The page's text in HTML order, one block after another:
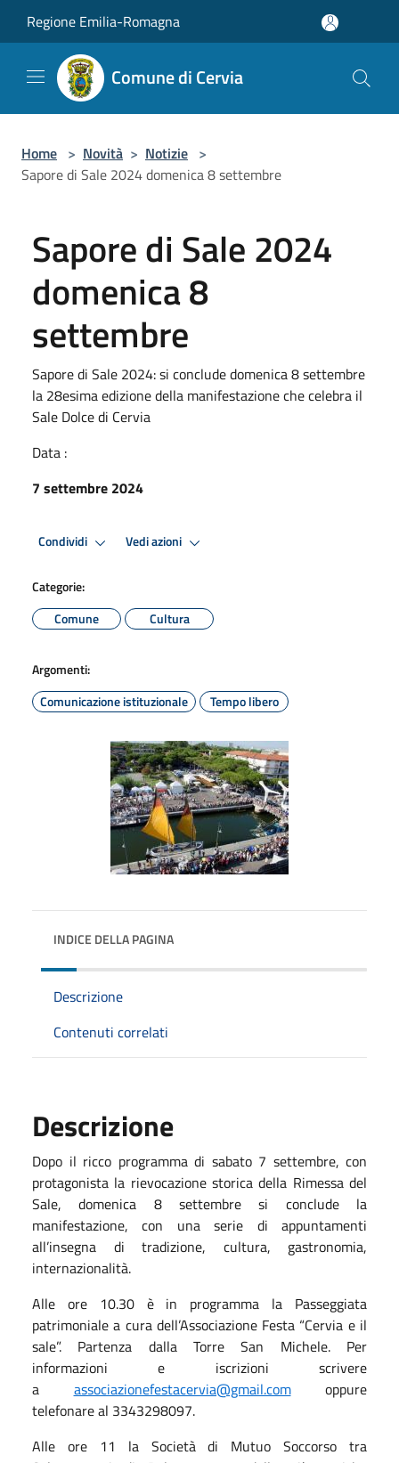
Regione Emilia-Romagna
Comune di Cervia
Home > Novità > Notizie >
Sapore di Sale 2024 domenica 8 settembre
Sapore di Sale 2024
domenica 8
settembre
Sapore di Sale 2024: si conclude domenica 8 settembre
la 28esima edizione della manifestazione che celebra il
Sale Dolce di Cervia
Data :
7 settembre 2024
Condividi Vedi azioni
Categorie:
Comune
Cultura
Argomenti:
Comunicazione istituzionale
Tempo libero
INDICE DELLA PAGINA
Descrizione
Contenuti correlati
Descrizione
Dopo il ricco programma di sabato 7 settembre, con
protagonista la rievocazione storica della Rimessa del
Sale, domenica 8 settembre si conclude la
manifestazione, con una serie di appuntamenti
all’insegna di tradizione, cultura, gastronomia,
internazionalità.
Alle ore 10.30 è in programma la Passeggiata
patrimoniale a cura dell’Associazione Festa “Cervia e il
sale”. Partenza dalla Torre San Michele. Per
informazioni e iscrizioni scrivere
a associazionefestacervia@gmail.comoppure
telefonare al 3343298097.
Alle ore 11 la Società di Mutuo Soccorso tra